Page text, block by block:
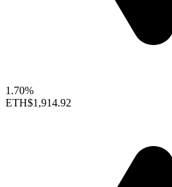
1.70%
ETH$1,914.92